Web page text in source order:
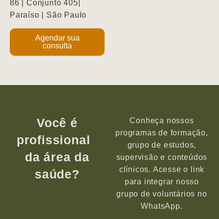
86 | Conjunto 405|
Paraíso | São Paulo
Agendar sua
consulta
Você é
profissional
da área da
saúde?
Conheça nossos
programas de formação,
grupo de estudos,
supervisão e conteúdos
clínicos. Acesse o link
para integrar nosso
grupo de voluntários no
WhatsApp.